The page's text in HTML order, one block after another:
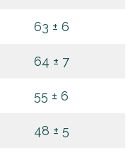
63 ± 6
64 ± 7
55 ± 6
48 ± 5